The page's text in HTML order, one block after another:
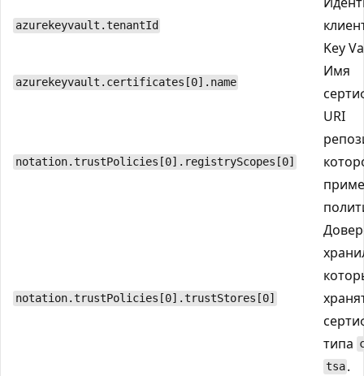
azurekeyvault.tenantId
Key
azurekeyvault.certificates[0].name
Имя
notation.trustPolicies[0].registryScopes[0]
URI
notation.trustPolicies[0].trustStores[0]
типа
tsa .